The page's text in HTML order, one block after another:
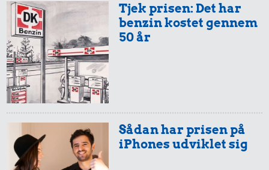
Tjek prisen: Det har
benzin kostet gennem
50 år
Sådan har prisen på
iPhones udviklet sig